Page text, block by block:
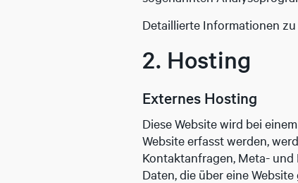
Detaillierte Informationen
2. Hosting
Externes Hosting
Diese Website wird bei
Website erfasst werden,
Kontaktanfragen, Meta-
Daten, die über eine